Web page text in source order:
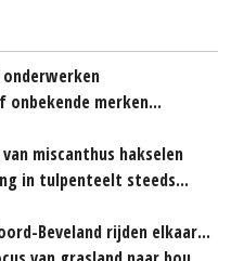
merken...
miscanthus hakselen
in tulpenteelt steeds...
Beveland rijden elkaar...